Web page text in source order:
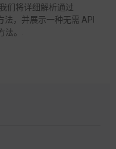
们将详细解析通过
，并展示一种无需 API
法。.